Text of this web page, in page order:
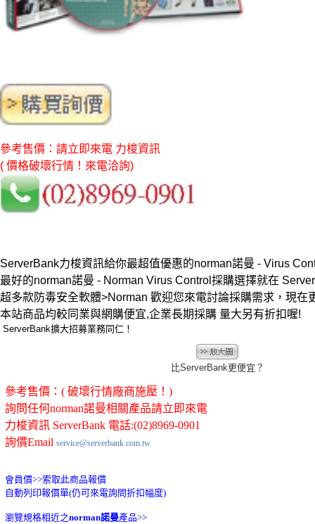
參考售價：請立即來電 力梭資訊
( 價格破壞行情！來電洽詢)
ServerBank力梭資訊給你最超值優惠的norman諾曼 - Virus
最好的norman諾曼 - Norman Virus Control採購選擇就在
超多款防毒安全軟體>Norman 歡迎您來電討論採購需求，現在
本站商品均較同業與網購便宜,企業長期採購 量大另有折扣喔!
ServerBank擴大招募業務同仁！
比ServerBank更便宜？
參考售價：( 破壞行情廠商施壓！)
詢問任何norman諾曼相關產品請立即來電
力梭資訊 ServerBank 電話:(02)8969-0901
詢價Email service@serverbank.com.tw
會員價>>索取此商品報價
自動列印報價單(仍可來電詢問折扣幅度)
瀏覽規格相近之norman諾曼產品>>